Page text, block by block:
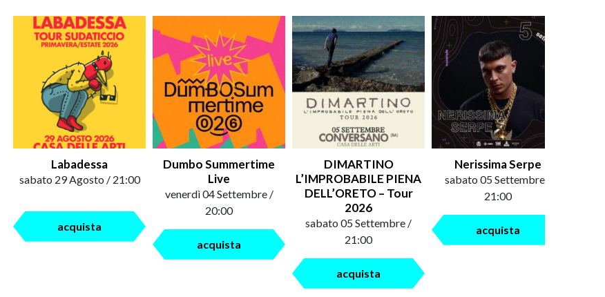
Labadessa
sabato 29 Agosto / 21:00
acquista
Dumbo Summertime
Live
venerdì 04 Settembre /
20:00
acquista
DIMARTINO
L’IMPROBABILE PIENA
DELL’ORETO – Tour
2026
sabato 05 Settembre /
21:00
acquista
Nerissima Serpe
sabato 05 Settembre /
21:00
acquista